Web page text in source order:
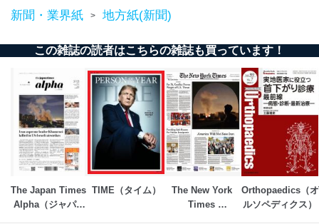
新聞・業界紙 > 地方紙(新聞)
この雑誌の読者はこちらの雑誌も買っています！
The Japan Times
Alpha（ジャパン
TIME（タイム）
The New York
Times
Orthopaedics（オ
ルソペディクス）